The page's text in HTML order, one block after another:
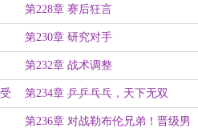
教父子兵！
第228章 赛后狂言
第230章 研究对手
第232章 战术调整
第234章 乒乒乓乓，天下无双
第236章 对战勒布伦兄弟！晋级男